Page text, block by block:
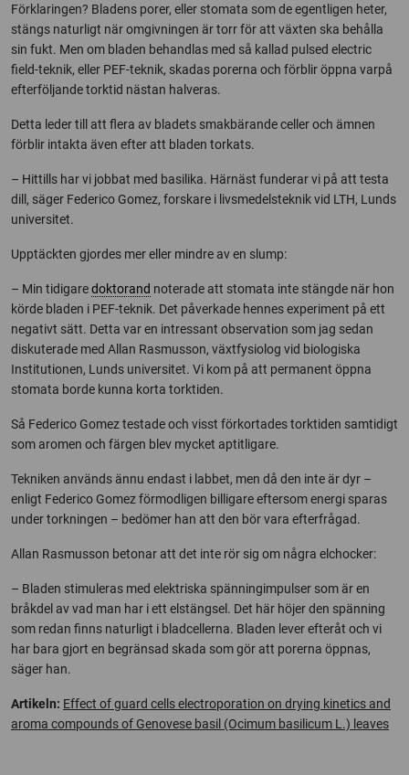
Förklaringen? Bladens porer, eller stomata som de egentligen heter,
stängs naturligt när omgivningen är torr för att växten ska behålla
sin fukt. Men om bladen behandlas med så kallad pulsed electric
field-teknik, eller PEF-teknik, skadas porerna och förblir öppna varpå
efterföljande torktid nästan halveras.
Detta leder till att flera av bladets smakbärande celler och ämnen
förblir intakta även efter att bladen torkats.
– Hittills har vi jobbat med basilika. Härnäst funderar vi på att testa
dill, säger Federico Gomez, forskare i livsmedelsteknik vid LTH, Lunds
universitet.
Upptäckten gjordes mer eller mindre av en slump:
– Min tidigaredoktorand noterade att stomata inte stängde när hon
körde bladen i PEF-teknik. Det påverkade hennes experiment på ett
negativt sätt. Detta var en intressant observation som jag sedan
diskuterade med Allan Rasmusson, växtfysiolog vid biologiska
Institutionen, Lunds universitet. Vi kom på att permanent öppna
stomata borde kunna korta torktiden.
Så Federico Gomez testade och visst förkortades torktiden samtidigt
som aromen och färgen blev mycket aptitligare.
Tekniken används ännu endast i labbet, men då den inte är dyr –
enligt Federico Gomez förmodligen billigare eftersom energi sparas
under torkningen – bedömer han att den bör vara efterfrågad.
Allan Rasmusson betonar att det inte rör sig om några elchocker:
– Bladen stimuleras med elektriska spänningimpulser som är en
bråkdel av vad man har i ett elstängsel. Det här höjer den spänning
som redan finns naturligt i bladcellerna. Bladen lever efteråt och vi
har bara gjort en begränsad skada som gör att porerna öppnas,
säger han.
Artikeln: Effect of guard cells electroporation on drying kinetics and
aroma compounds of Genovese basil (Ocimum basilicum L.) leaves